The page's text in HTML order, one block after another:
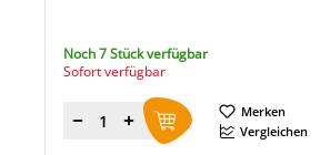
Noch 7 Stück verfügbar
Sofort verfügbar
Menge
Merken
Vergleichen